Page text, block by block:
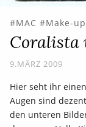
MAC Make-up
Coralista
9.MÄRZ 2009
Hier seht ihr
Augen sind
den unteren